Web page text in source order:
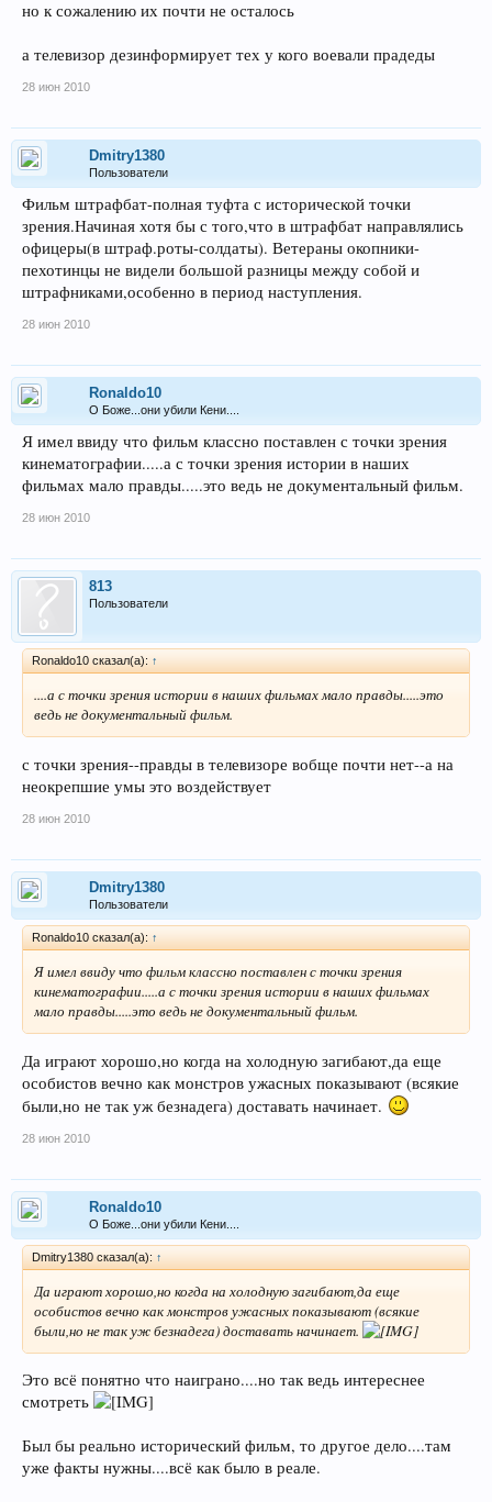
но к сожалению их почти не осталось
а телевизор дезинформирует тех у кого воевали прадеды
28 июн 2010
Dmitry1380
Пользователи
Фильм штрафбат-полная туфта с исторической точки
зрения.Начиная хотя бы с того,что в штрафбат направлялись
офицеры(в штраф.роты-солдаты). Ветераны окопники-
пехотинцы не видели большой разницы между собой и
штрафниками,особенно в период наступления.
28 июн 2010
Ronaldo10
О Боже...они убили Кени....
Я имел ввиду что фильм классно поставлен с точки зрения
кинематографии.....а с точки зрения истории в наших
фильмах мало правды.....это ведь не документальный фильм.
28 июн 2010
813
Пользователи
Ronaldo10 сказал(а): ↑
....а с точки зрения истории в наших фильмах мало правды.....это
ведь не документальный фильм.
с точки зрения--правды в телевизоре вобще почти нет--а на
неокрепшие умы это воздействует
28 июн 2010
Dmitry1380
Пользователи
Ronaldo10 сказал(а): ↑
Я имел ввиду что фильм классно поставлен с точки зрения
кинематографии.....а с точки зрения истории в наших фильмах
мало правды.....это ведь не документальный фильм.
Да играют хорошо,но когда на холодную загибают,да еще
особистов вечно как монстров ужасных показывают (всякие
были,но не так уж безнадега) доставать начинает.
28 июн 2010
Ronaldo10
О Боже...они убили Кени....
Dmitry1380 сказал(а): ↑
Да играют хорошо,но когда на холодную загибают,да еще
особистов вечно как монстров ужасных показывают (всякие
были,но не так уж безнадега) доставать начинает.
Это всё понятно что наиграно....но так ведь интереснее
смотреть
Был бы реально исторический фильм, то другое дело....там
уже факты нужны....всё как было в реале.